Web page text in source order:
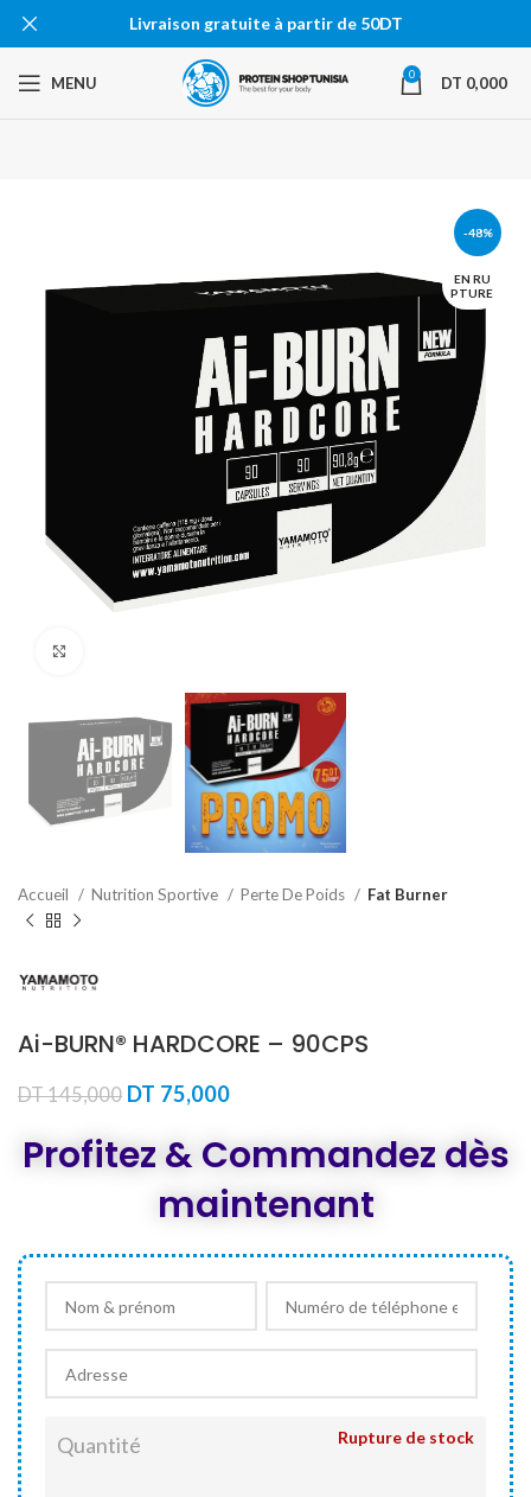
MENU 0 DT 0,000
-48%
EN RU
PTURE
Accueil Nutrition Sportive Perte De Poids Fat Burner
Ai-BURN® HARDCORE – 90CPS
DT145,000 Le
initial
était :
DT 145,000.
DT 75,000Le
actuel
est :
DT 75,000.
Profitez & Commandez dès
maintenant
Quantité Rupture de stock
Livraison gratuite à partir de 50DT